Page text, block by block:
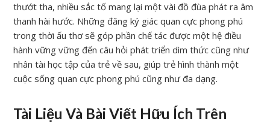
thướt tha, nhiều sắc tố mang lại một vài đồ đùa phát ra âm
thanh hài hước. Những đăng ký giác quan cực phong phú
trong thời ấu thơ sẽ góp phần chế tác được một hệ điều
hành vững vững đến câu hỏi phát triển dìm thức cũng như
nhân tài học tập của trẻ về sau, giúp trẻ hình thành một
cuộc sống quan cực phong phú cũng như đa dạng.
Tài Liệu Và Bài Viết Hữu Ích Trên